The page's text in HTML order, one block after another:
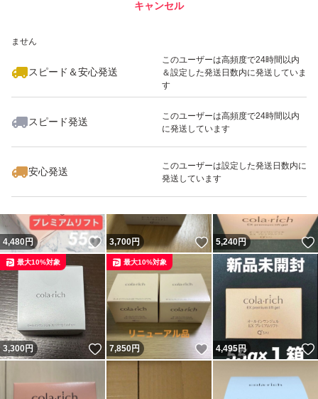
ません
スピード＆安心発送
このユーザーは高頻度で24時間以内
＆設定した発送日数内に発送していま
す
スピード発送
このユーザーは高頻度で24時間以内
に発送しています
安心発送
このユーザーは設定した発送日数内に
発送しています
キャンセル
いいね！
5,800
4,480円 いいね！
3,700円 いいね！
5,240円
3,300円 いいね！
最大10%対象
7,850円 いいね！
最大10%対象
4,495円